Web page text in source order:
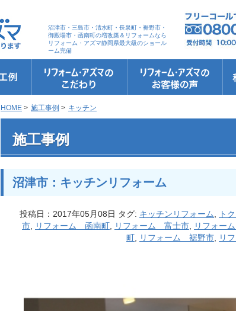
沼津市・三島市・清水町・長泉町・裾野市・
御殿場市・函南町の増改築＆リフォームなら
リフォーム・アズマ静岡県最大級のショール
ーム完備
リフォーム・アズマのこだわり
お客さまへの5つのお約束
リフォームの流れ
リフォームQ&A
安心保証
リフォームローン相談
HOME > 施工事例 > キッチン
> 沼津市：キッチンリフォーム
施工事例
沼津市：キッチンリフォーム
投稿日：2017年05月08日 タグ: キッチンリフォーム ト
市
リフォーム 函南町 リフォーム 富士市 リフォー
町
リフォーム 裾野市 リ